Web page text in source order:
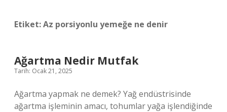
Etiket:Az porsiyonlu yemeğe ne denir
Ağartma Nedir Mutfak
Tarih: Ocak 21, 2025
Ağartma yapmak ne demek? Yağ endüstrisinde
ağartma işleminin amacı, tohumlar yağa işlendiğinde